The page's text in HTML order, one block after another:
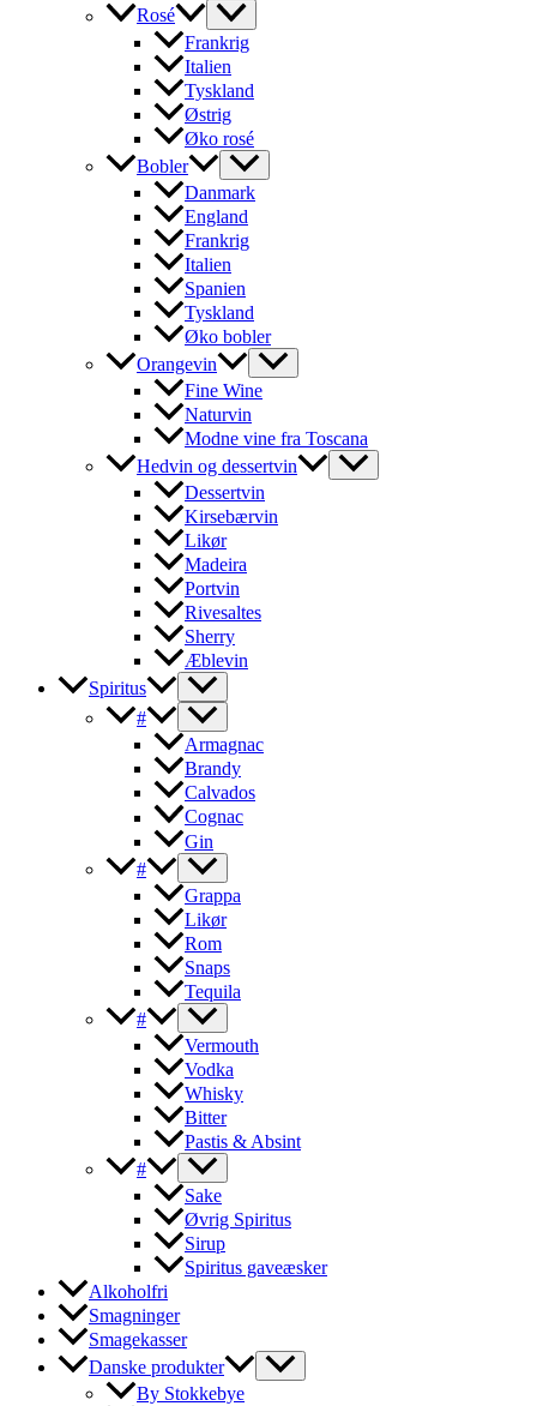
Rosé
Frankrig
Italien
Tyskland
Østrig
Øko rosé
Bobler
Danmark
England
Frankrig
Italien
Spanien
Tyskland
Øko bobler
Orangevin
Fine Wine
Naturvin
Modne vine fra Toscana
Hedvin og dessertvin
Dessertvin
Kirsebærvin
Likør
Madeira
Portvin
Rivesaltes
Sherry
Æblevin
Spiritus
#
Armagnac
Brandy
Calvados
Cognac
Gin
#
Grappa
Likør
Rom
Snaps
Tequila
#
Vermouth
Vodka
Whisky
Bitter
Pastis & Absint
#
Sake
Øvrig Spiritus
Sirup
Spiritus gaveæsker
Alkoholfri
Smagninger
Smagekasser
Danske produkter
By Stokkebye